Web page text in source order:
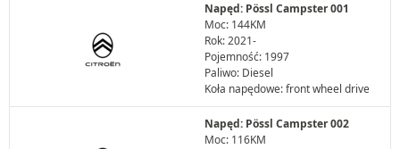
Napęd: Pössl Campster 001
Moc: 144KM
Rok: 2021-
Pojemność: 1997
Paliwo: Diesel
Koła napędowe: front wheel drive
Napęd: Pössl Campster 002
Moc: 116KM